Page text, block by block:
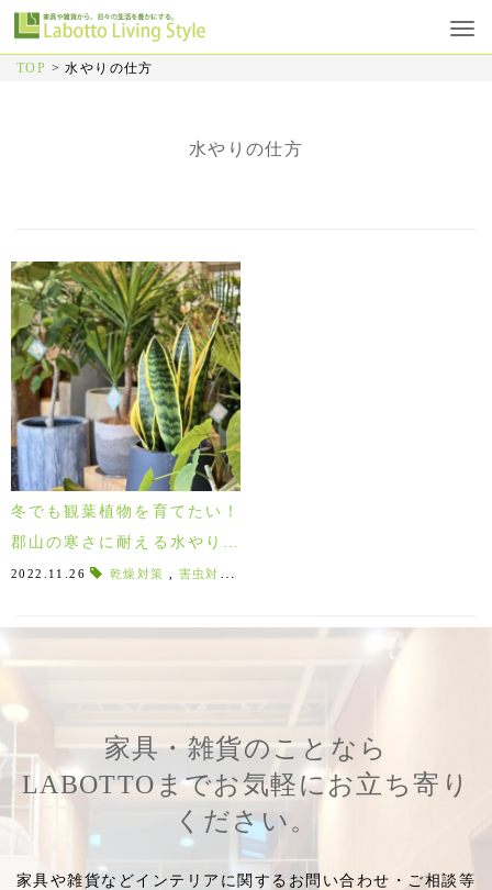
TOP >水やりの仕方
水やりの仕方
冬でも観葉植物を育てたい！
郡山の寒さに耐える水やりの
仕方や置き場所、乾燥対策の
2022.11.26 乾燥対策 害虫対策
家具・雑貨のことなら
LABOTTOまでお気軽にお立ち寄り
ください。
家具や雑貨などインテリアに関するお問い合わせ・ご相談等